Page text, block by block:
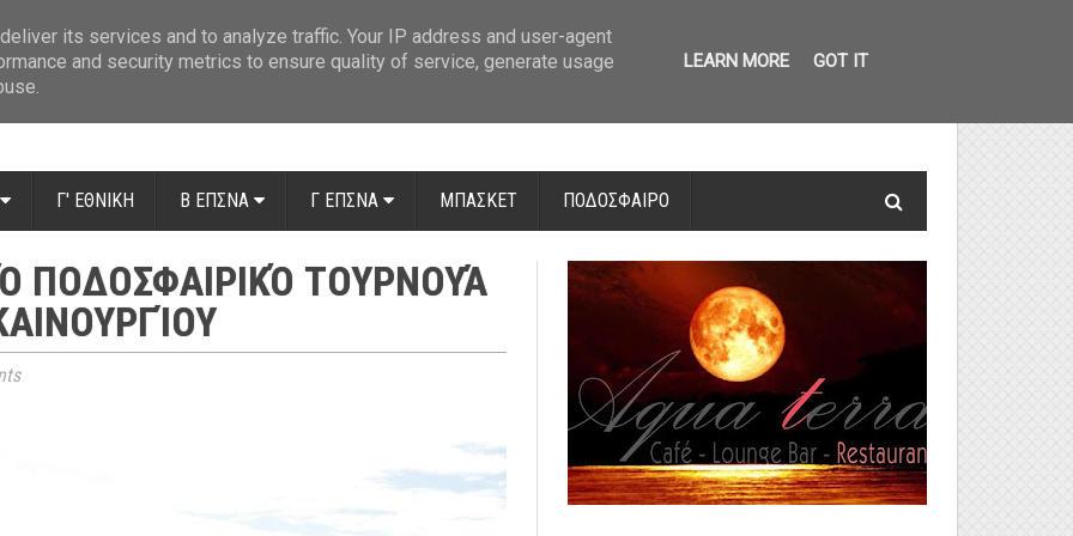
Γ' ΕΘΝΙΚΗ Β ΕΠΣΝΑ Γ ΕΠΣΝΑ ΜΠΑΣΚΕΤ ΠΟΔΟΣΦΑΙΡΟ
ΠΟΔΟΣΦΑΙΡΙΚΌ ΤΟΥΡΝΟΥΆ
its services and to analyze traffic. Your IP address and user-agent
and security metrics to ensure quality of service, generate usage
LEARN MORE GOT IT